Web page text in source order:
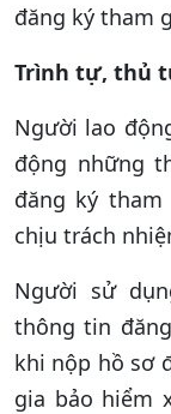
đăng ký tham
Trình tự, thủ
Người lao
động những
đăng ký
chịu trách
Người sử
thông tin
khi nộp hồ sơ
gia bảo hiểm